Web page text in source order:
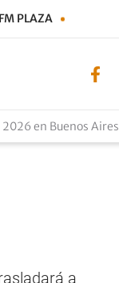
FM PLAZA
en Buenos Aires
a